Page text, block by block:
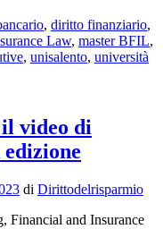
, diritto finanziario,
Law, master BFIL,
, unisalento, università
video di
di Dirittodelrisparmio
Financial and Insurance